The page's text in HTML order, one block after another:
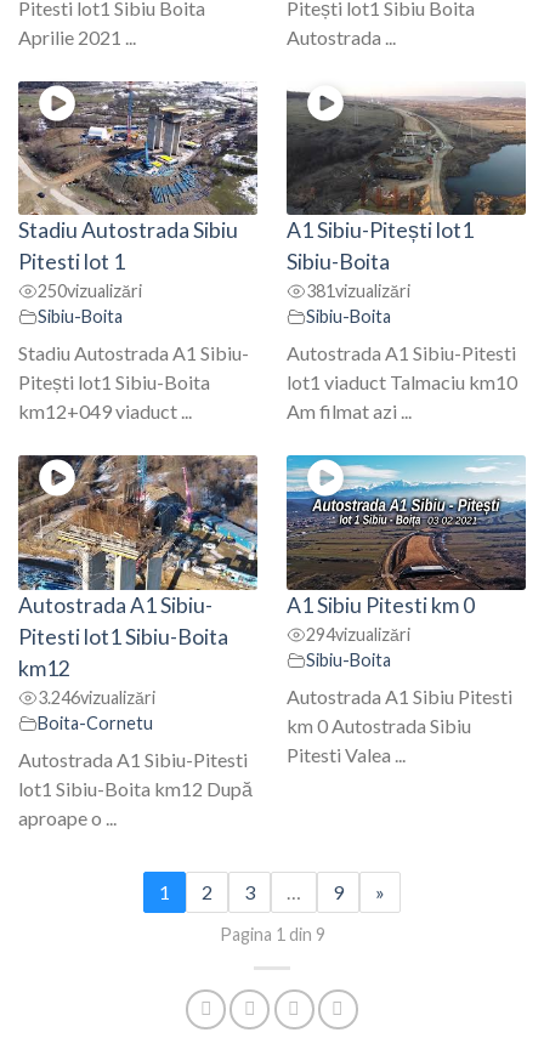
Pitesti lot1 Sibiu Boita
Aprilie 2021 ...
Pitești lot1 Sibiu Boita
Autostrada ...
Stadiu Autostrada Sibiu
Pitesti lot 1
250vizualizări
Sibiu-Boita
Stadiu Autostrada A1 Sibiu-
Pitești lot1 Sibiu-Boita
km12+049 viaduct ...
A1 Sibiu-Pitești lot1
Sibiu-Boita
381vizualizări
Sibiu-Boita
Autostrada A1 Sibiu-Pitesti
lot1 viaduct Talmaciu km10
Am filmat azi ...
Autostrada A1 Sibiu-
Pitesti lot1 Sibiu-Boita
km12
3.246vizualizări
Boita-Cornetu
Autostrada A1 Sibiu-Pitesti
lot1 Sibiu-Boita km12 După
aproape o ...
A1 Sibiu Pitesti km 0
294vizualizări
Sibiu-Boita
Autostrada A1 Sibiu Pitesti
km 0 Autostrada Sibiu
Pitesti Valea ...
1 2 3 … 9 »
Pagina 1 din 9